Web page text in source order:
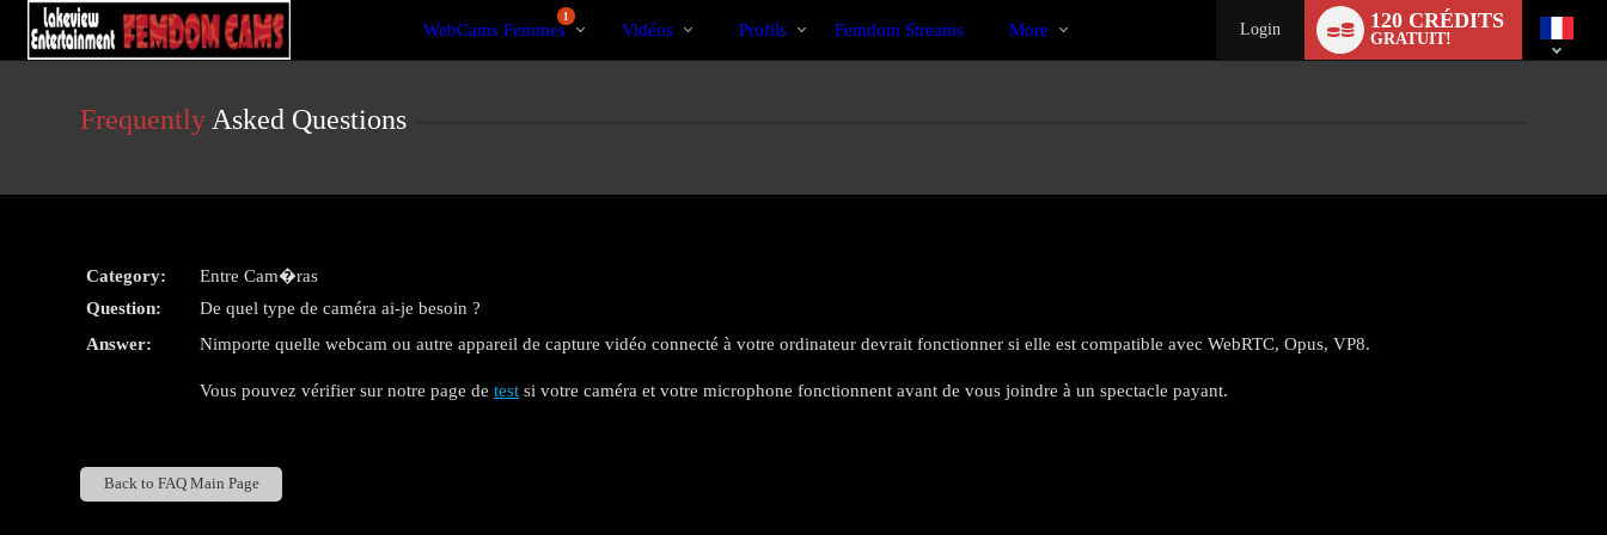
User
status
Cams
1
WebCams Femmes Vidéos Profils Femdom Streams More Login 120 CRÉDITS
GRATUIT!
Frequently Asked Questions
Category:
Entre Cam�ras
Question:
De quel type de caméra ai-je besoin ?
Answer:
Nimporte quelle webcam ou autre appareil de capture vidéo connecté à votre ordinateur devrait fonctionner si elle est compatible avec WebRTC, Opus, VP8.
Vous pouvez vérifier sur notre page detest si votre caméra et votre microphone fonctionnent avant de vous joindre à un spectacle payant.
Back to FAQ Main Page